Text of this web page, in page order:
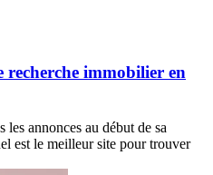
recherche immobilier en
annonces au début de sa
est le meilleur site pour trouver